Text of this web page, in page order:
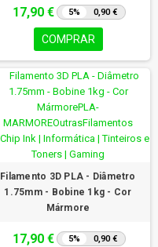
17,90 € 5% 0,90 €
COMPRAR
Filamento 3D PLA - Diâmetro
1.75mm - Bobine 1kg - Cor
Mármore
17,90 € 5% 0,90 €